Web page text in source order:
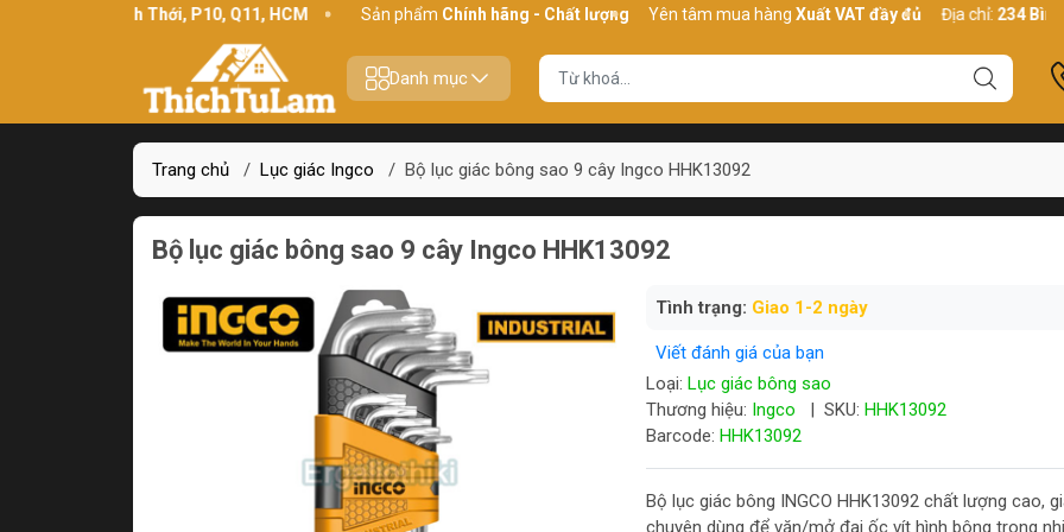
234 Bình Thới, P10, Q11, HCM Sản phẩmChính hãng - Chất lượng Yên tâm mua hàngXuất VAT đầy đủ Địa chỉ: 234 Bình Thới,
Danh mục
Trang chủ / Lục giác Ingco / Bộ lục giác bông sao 9 cây Ingco HHK13092
Bộ lục giác bông sao 9 cây Ingco HHK13092
Tình trạng: Giao 1-2 ngày
Viết đánh giá của bạn
Loại: Lục giác bông sao
Thương hiệu: Ingco | SKU: HHK13092
Barcode: HHK13092
Bộ lục giác bông INGCO HHK13092 chất lượng cao,
chuyên dùng để vặn/mở đai ốc vít hình bông trong